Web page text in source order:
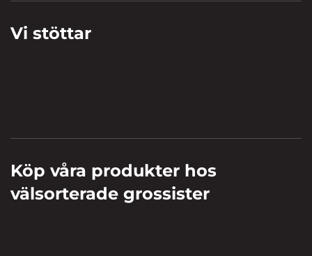
Vi stöttar
Köp våra produkter hos
välsorterade grossister